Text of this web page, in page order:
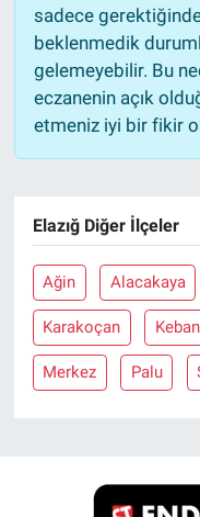
sadece
beklenmedik
gelemeyebilir. Bu
eczanenin açık
etmeniz iyi bir fikir
Elazığ Diğer İlçeler
Ağin Alacakaya
Karakoçan Keban
Merkez Palu